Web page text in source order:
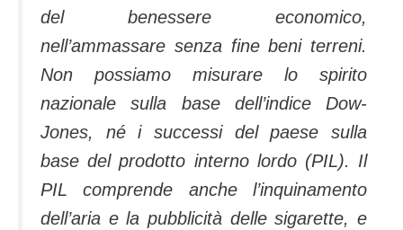
del benessere economico,
nell’ammassare senza fine beni terreni.
Non possiamo misurare lo spirito
nazionale sulla base dell’indice Dow-
Jones, né i successi del paese sulla
base del prodotto interno lordo (PIL). Il
PIL comprende anche l’inquinamento
dell’aria e la pubblicità delle sigarette, e